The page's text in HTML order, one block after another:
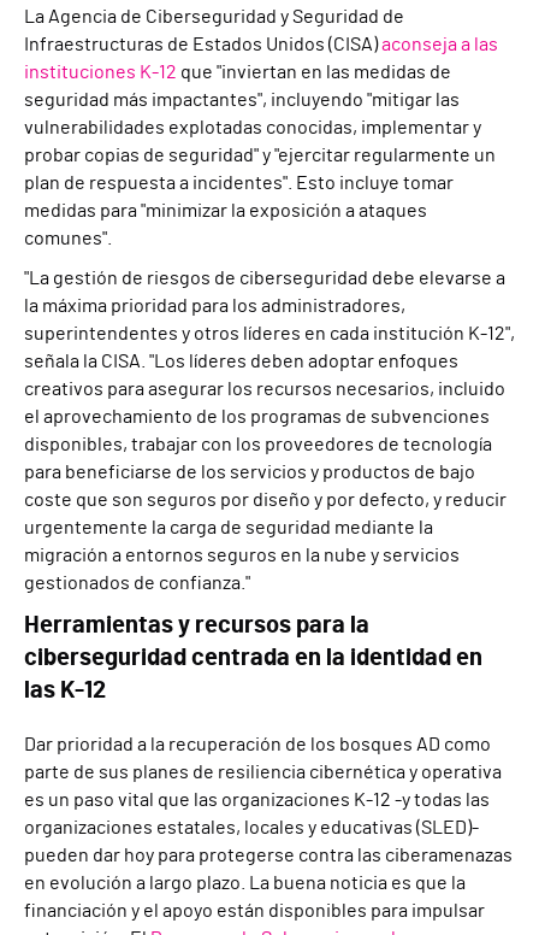
La Agencia de Ciberseguridad y Seguridad de
Infraestructuras de Estados Unidos (CISA)aconseja a las
instituciones K-12 que "inviertan en las medidas de
seguridad más impactantes", incluyendo "mitigar las
vulnerabilidades explotadas conocidas, implementar y
probar copias de seguridad" y "ejercitar regularmente un
plan de respuesta a incidentes". Esto incluye tomar
medidas para "minimizar la exposición a ataques
comunes".
"La gestión de riesgos de ciberseguridad debe elevarse a
la máxima prioridad para los administradores,
superintendentes y otros líderes en cada institución K-12",
señala la CISA. "Los líderes deben adoptar enfoques
creativos para asegurar los recursos necesarios, incluido
el aprovechamiento de los programas de subvenciones
disponibles, trabajar con los proveedores de tecnología
para beneficiarse de los servicios y productos de bajo
coste que son seguros por diseño y por defecto, y reducir
urgentemente la carga de seguridad mediante la
migración a entornos seguros en la nube y servicios
gestionados de confianza."
Herramientas y recursos para la
ciberseguridad centrada en la identidad en
las K-12
Dar prioridad a la recuperación de los bosques AD como
parte de sus planes de resiliencia cibernética y operativa
es un paso vital que las organizaciones K-12 -y todas las
organizaciones estatales, locales y educativas (SLED)-
pueden dar hoy para protegerse contra las ciberamenazas
en evolución a largo plazo. La buena noticia es que la
financiación y el apoyo están disponibles para impulsar